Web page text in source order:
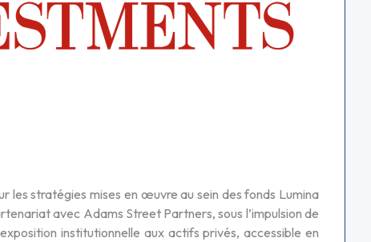
les stratégies mises en œuvre au sein des fonds Lumina
avec Adams Street Partners, sous l’impulsion de
institutionnelle aux actifs privés, accessible en